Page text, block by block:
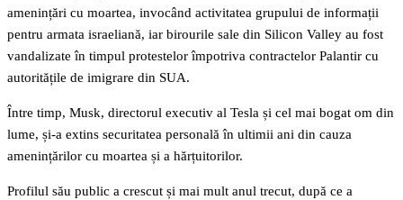
amenințări cu moartea, invocând activitatea grupului de informații
pentru armata israeliană, iar birourile sale din Silicon Valley au fost
vandalizate în timpul protestelor împotriva contractelor Palantir cu
autoritățile de imigrare din SUA.
Între timp, Musk, directorul executiv al Tesla și cel mai bogat om din
lume, și-a extins securitatea personală în ultimii ani din cauza
amenințărilor cu moartea și a hărțuitorilor.
Profilul său public a crescut și mai mult anul trecut, după ce a